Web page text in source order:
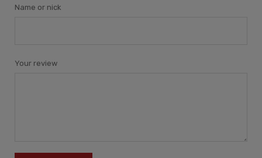
Name or nick
Your review